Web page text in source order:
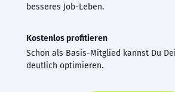
besseres Job-Leben.
Kostenlos profitieren
Schon als Basis-Mitglied kannst Du
deutlich optimieren.